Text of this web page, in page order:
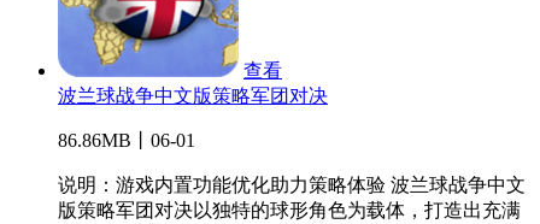
查看
波兰球战争中文版策略军团对决
86.86MB丨06-01
说明：游戏内置功能优化助力策略体验 波兰球战争中文
版策略军团对决以独特的球形角色为载体，打造出充满